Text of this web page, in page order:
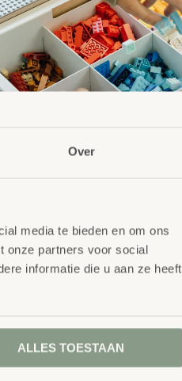
Over
media te bieden en om ons
onze partners voor social
informatie die u aan ze heeft
ALLES TOESTAAN